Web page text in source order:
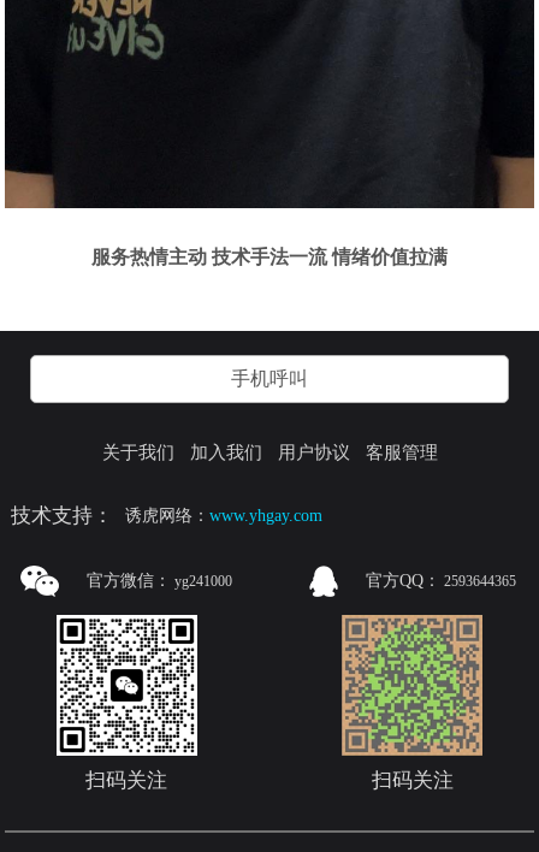
服务热情主动 技术手法一流 情绪价值拉满
手机呼叫
关于我们 加入我们 用户协议 客服管理
技术支持： 诱虎网络：www.yhgay.com
官方微信： yg241000
扫码关注
官方QQ： 2593644365
扫码关注